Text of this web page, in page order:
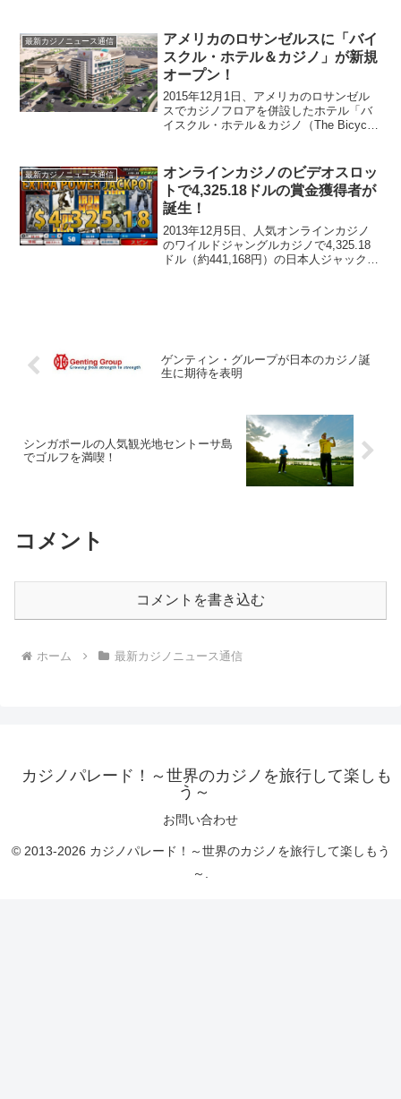
公式サイトのプレスリリースページ）
1996年から海外カ...
最新カジノニュース通信
アメリカのロサンゼルスに「バイ
スクル・ホテル＆カジノ」が新規
オープン！
2015年12月1日、アメリカのロサンゼル
スでカジノフロアを併設したホテル「バ
イスクル・ホテル＆カジノ（The Bicycle
スの中心市街地であるダウ...
最新カジノニュース通信
オンラインカジノのビデオスロッ
トで4,325.18ドルの賞金獲得者が
誕生！
2013年12月5日、人気オンラインカジノ
のワイルドジャングルカジノで4,325.18
ドル（約441,168円）の日本人ジャックポ
ゲンティン・グループが日本のカジノ誕
生に期待を表明
シンガポールの人気観光地セントーサ島
でゴルフを満喫！
コメント
コメントを書き込む
ホーム 最新カジノニュース通信
カジノパレード！～世界のカジノを旅行して楽しも
う～
お問い合わせ
© 2013-2026 カジノパレード！～世界のカジノを旅行して楽しもう
～.